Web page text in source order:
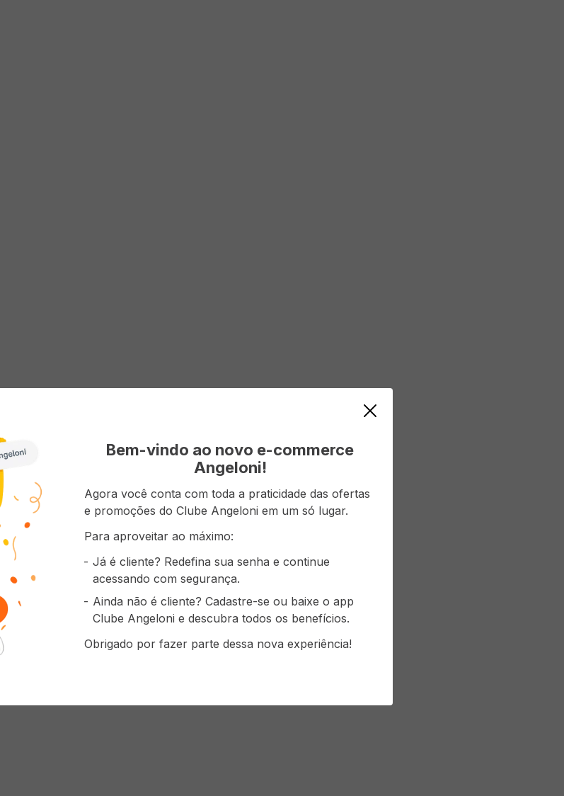
Bem-vindo ao novo e-commerce
Angeloni!
Agora você conta com toda a praticidade das ofertas
e promoções do Clube Angeloni em um só lugar.
Para aproveitar ao máximo:
Já é cliente? Redefina sua senha e continue
acessando com segurança.
Ainda não é cliente? Cadastre-se ou baixe o app
Clube Angeloni e descubra todos os benefícios.
Obrigado por fazer parte dessa nova experiência!